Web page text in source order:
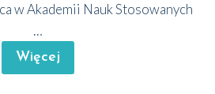
w Aka­de­mii Nauk Sto­so­wa­nych
…
Wię­cej